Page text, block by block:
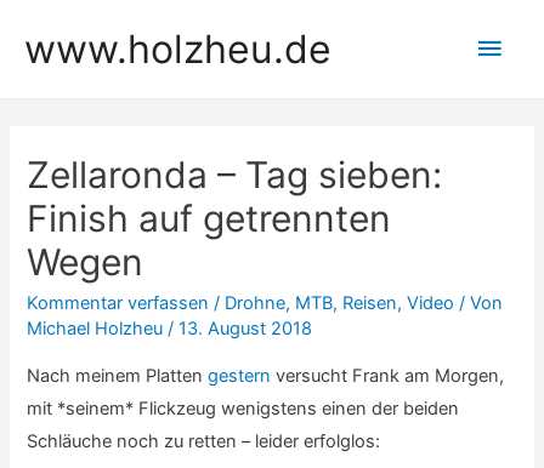
Inhaltwww.holzheu.de
Zellaronda – Tag sieben:
Finish auf getrennten
Wegen
Kommentar verfassen / Drohne, MTB, Reisen,Video / Von
Michael Holzheu /13. August 2018
Nach meinem Plattengestern versucht Frank am Morgen,
mit *seinem* Flickzeug wenigstens einen der beiden
Schläuche noch zu retten – leider erfolglos: